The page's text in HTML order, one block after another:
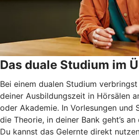
Das duale Studium im
Bei einem dualen Studium
deiner Ausbildungszeit in Hörsälen
oder Akademie. In Vorlesungen und
die Theorie, in deiner Bank geht’s
Du kannst das Gelernte direkt